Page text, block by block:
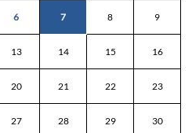
6 7 8 9
13 14 15 16
20 21 22 23
27 28 29 30